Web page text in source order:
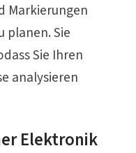
Markierungen
planen. Sie
Sie Ihren
analysieren
Elektronik